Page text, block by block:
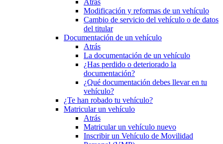
Atrás
Modificación y reformas de un vehículo
Cambio de servicio del vehículo o de datos
del titular
Documentación de un vehículo
Atrás
La documentación de un vehículo
¿Has perdido o deteriorado la
documentación?
¿Qué documentación debes llevar en tu
vehículo?
¿Te han robado tu vehículo?
Matricular un vehículo
Atrás
Matricular un vehículo nuevo
Inscribir un Vehículo de Movilidad